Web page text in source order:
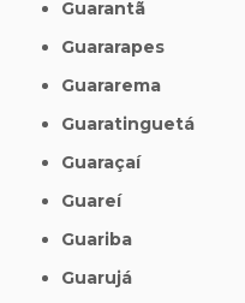
Guarantã
Guararapes
Guararema
Guaratinguetá
Guaraçaí
Guareí
Guariba
Guarujá